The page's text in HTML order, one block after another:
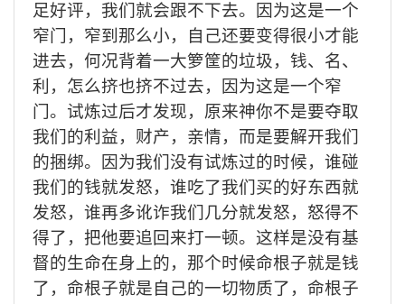
足好评，我们就会跟不下去。因为这是一个
窄门，窄到那么小，自己还要变得很小才能
进去，何况背着一大箩筐的垃圾，钱、名、
利，怎么挤也挤不过去，因为这是一个窄
门。试炼过后才发现，原来神你不是要夺取
我们的利益，财产，亲情，而是要解开我们
的捆绑。因为我们没有试炼过的时候，谁碰
我们的钱就发怒，谁吃了我们买的好东西就
发怒，谁再多讹诈我们几分就发怒，怒得不
得了，把他要追回来打一顿。这样是没有基
督的生命在身上的，那个时候命根子就是钱
了，命根子就是自己的一切物质了，命根子